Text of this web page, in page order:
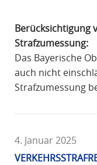
Berücksichtigung
Strafzumessung:
Das Bayerische
auch nicht
Strafzumessung
4. Januar 2025